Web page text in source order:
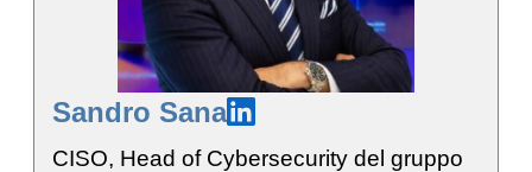
Sandro Sana
CISO, Head of Cybersecurity del gruppo